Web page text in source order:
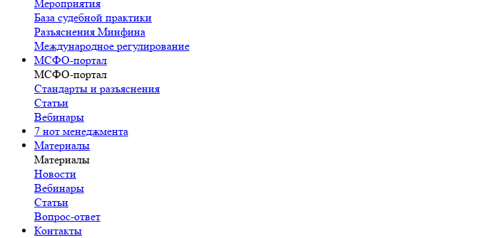
Мероприятия
База судебной практики
Разъяснения Минфина
Международное регулирование
МСФО-портал
МСФО-портал
Стандарты и разъяснения
Статьи
Вебинары
7 нот менеджмента
Материалы
Материалы
Новости
Вебинары
Статьи
Вопрос-ответ
Контакты